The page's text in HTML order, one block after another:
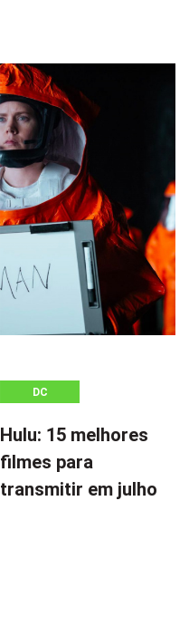
DC
Hulu: 15 melhores
filmes para
transmitir em julho